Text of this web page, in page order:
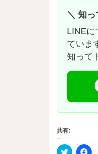
＼ 知
LINEに
ていま
知って
共有:
ク F